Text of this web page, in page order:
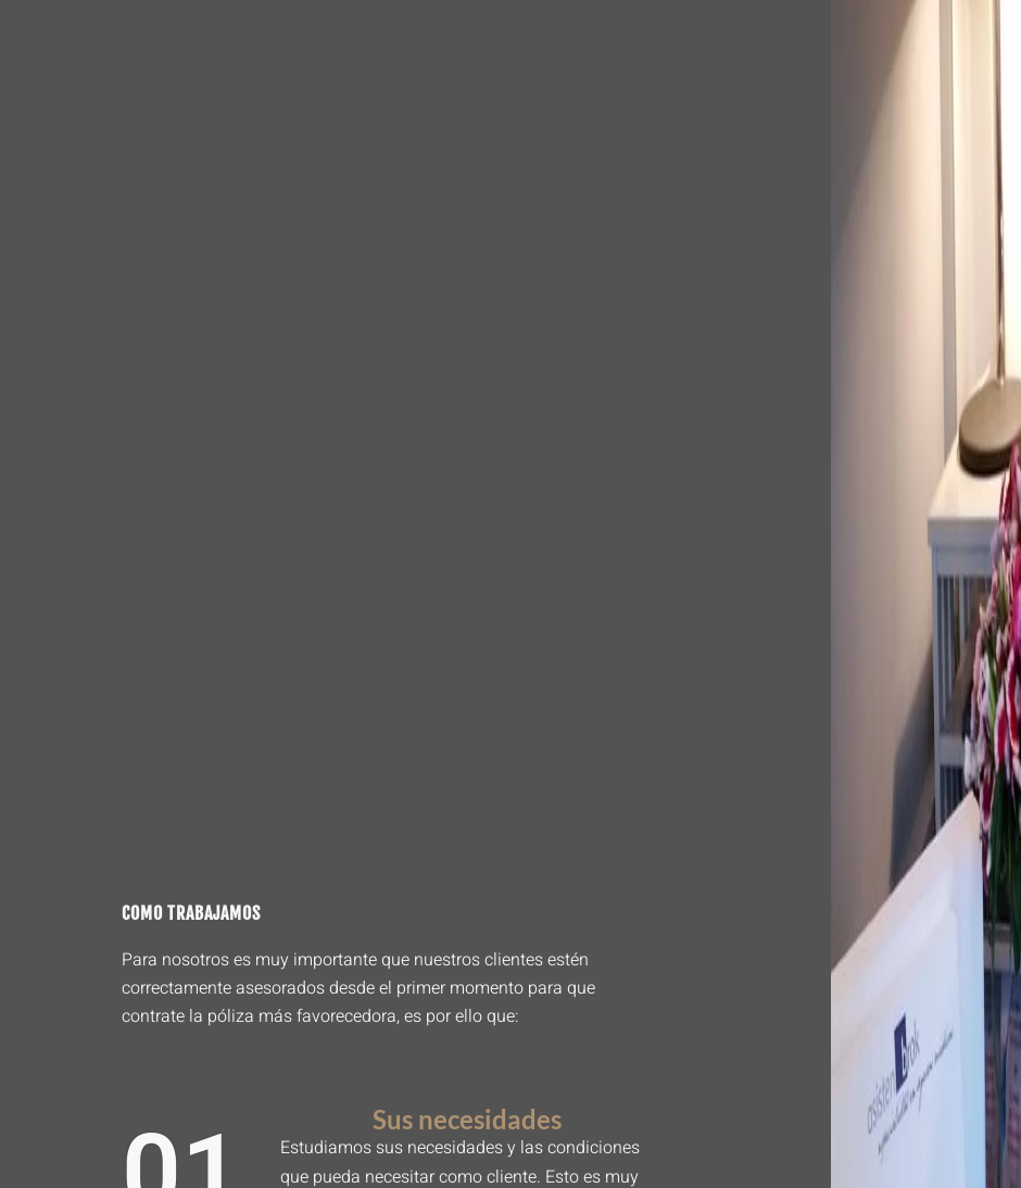
COMO TRABAJAMOS
Para nosotros es muy importante que nuestros clientes estén
correctamente asesorados desde el primer momento para que
contrate la póliza más favorecedora, es por ello que:
Sus necesidades
Estudiamos sus necesidades y las condiciones
que pueda necesitar como cliente. Esto es muy